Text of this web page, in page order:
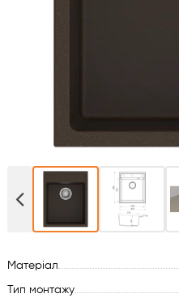
Посудомийки
Пральні машини
Холодильне обладнання
Матеріал
Тип монтажу